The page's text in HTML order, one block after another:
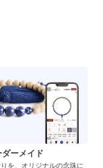
ーメイド
を、オリジナルの念珠に